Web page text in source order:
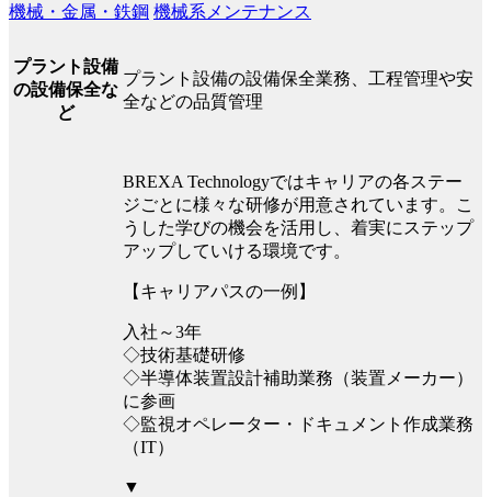
機械・金属・鉄鋼 機械系メンテナンス
プラント設備
の設備保全な
ど
プラント設備の設備保全業務、工程管理や安
全などの品質管理
BREXA Technologyではキャリアの各ステー
ジごとに様々な研修が用意されています。こ
うした学びの機会を活用し、着実にステップ
アップしていける環境です。
【キャリアパスの一例】
入社～3年
◇技術基礎研修
◇半導体装置設計補助業務（装置メーカー）
に参画
◇監視オペレーター・ドキュメント作成業務
（IT）
▼